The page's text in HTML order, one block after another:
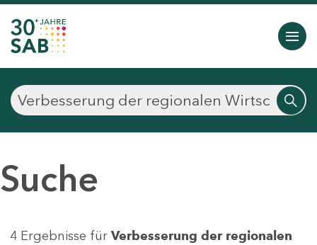
Suche
4 Ergebnisse für Verbesserung der regionalen